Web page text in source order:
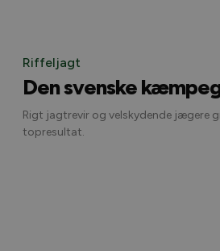
Riffeljagt
Den svenske
Rigt jagtrevir og velskydende jægere
topresultat.